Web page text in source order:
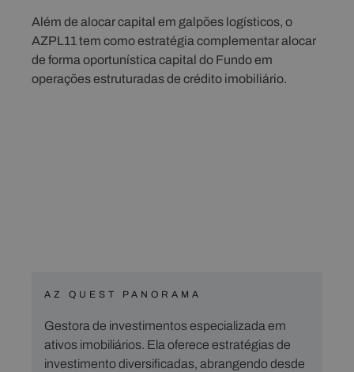
Além de alocar capital em galpões logísticos, o
AZPL11 tem como estratégia complementar alocar
de forma oportunística capital do Fundo em
operações estruturadas de crédito imobiliário.
AZ QUEST PANORAMA
Gestora de investimentos especializada em
ativos imobiliários. Ela oferece estratégias de
investimento diversificadas, abrangendo desde